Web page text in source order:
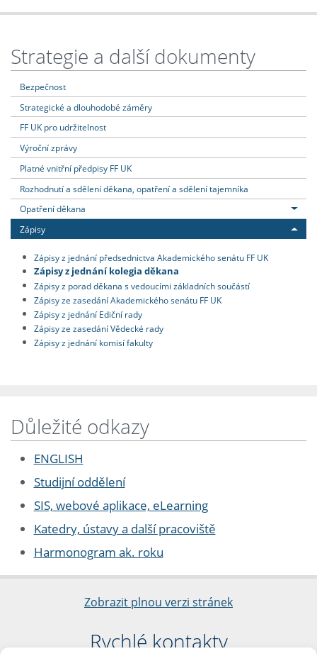
Strategie a další dokumenty
Bezpečnost
Strategické a dlouhodobé záměry
FF UK pro udržitelnost
Výroční zprávy
Platné vnitřní předpisy FF UK
Rozhodnutí a sdělení děkana, opatření a sdělení tajemníka
Opatření děkana
Zápisy
Zápisy z jednání předsednictva Akademického senátu FF UK
Zápisy z jednání kolegia děkana
Zápisy z porad děkana s vedoucími základních součástí
Zápisy ze zasedání Akademického senátu FF UK
Zápisy z jednání Ediční rady
Zápisy ze zasedání Vědecké rady
Zápisy z jednání komisí fakulty
Důležité odkazy
ENGLISH
Studijní oddělení
SIS, webové aplikace, eLearning
Katedry, ústavy a další pracoviště
Harmonogram ak. roku
Zobrazit plnou verzi stránek
Rychlé kontakty